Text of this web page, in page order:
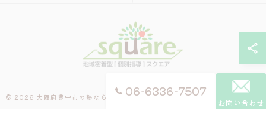
06-6336-7507
お問い合わせ
© 2026 大阪府豊中市の塾なら個別指導 スクエア ALL RIGHTS RESERVED.